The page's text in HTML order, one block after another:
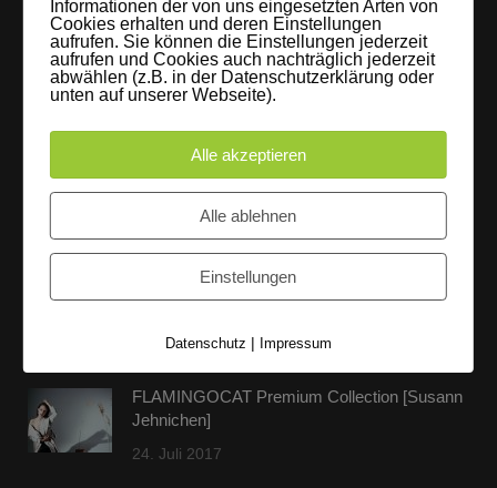
LEIPZIGS MIETSTUDIO
Hier lassen sich Foto- und Videoproduktionen aller Art in
entspannter Loftatmosphäre realisieren. Alles da, was man
braucht: Technik, Platz, Couch und Kaffee. Folgt uns!
Letzte Beiträge
60 Jahre WG UNITAS eG [Scholz & Heinz]
FLAMINGOCAT Premium Collection [Susann
Jehnichen]
24. Juli 2017
Informationen der von uns eingesetzten Arten von
Cookies erhalten und deren Einstellungen
aufrufen. Sie können die Einstellungen jederzeit
aufrufen und Cookies auch nachträglich jederzeit
abwählen (z.B. in der Datenschutzerklärung oder
unten auf unserer Webseite).
Alle akzeptieren
Alle ablehnen
Einstellungen
Datenschutz | Impressum